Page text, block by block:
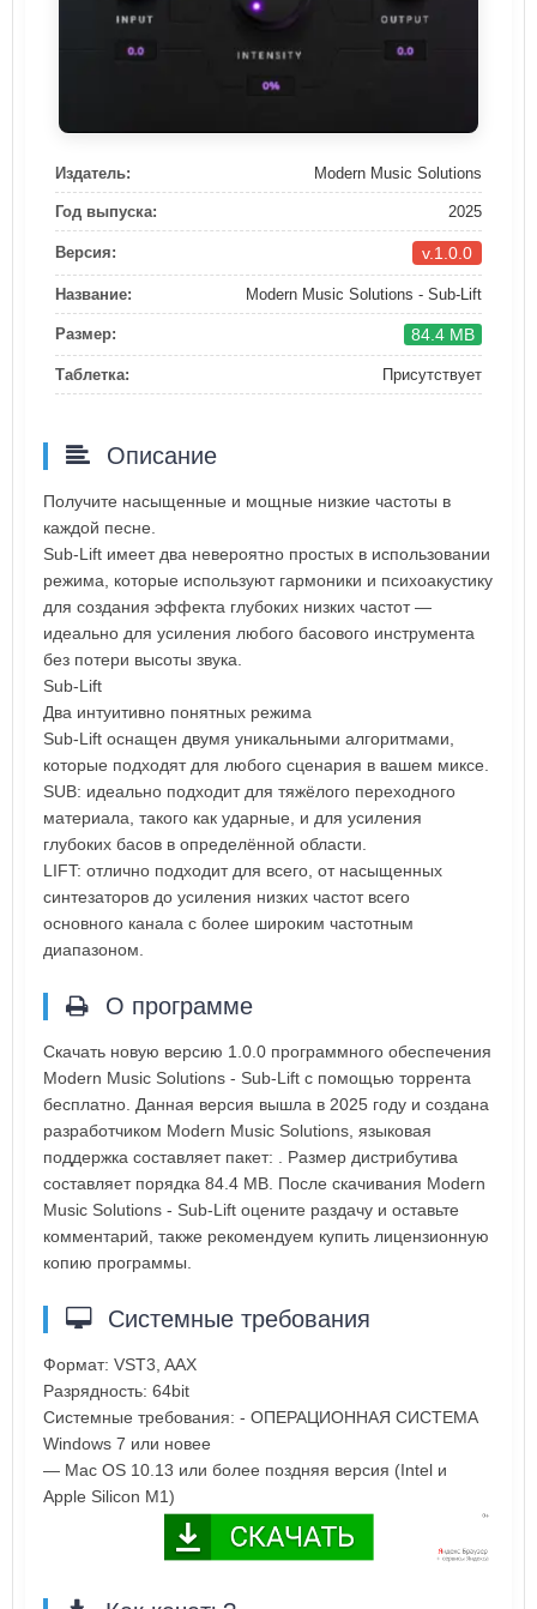
Издатель: Modern Music Solutions
Год выпуска: 2025
Версия: v.1.0.0
Название: Modern Music Solutions - Sub-Lift
Размер: 84.4 MB
Таблетка: Присутствует
Описание
Получите насыщенные и мощные низкие частоты в
каждой песне.
Sub-Lift имеет два невероятно простых в использовании
режима, которые используют гармоники и психоакустику
для создания эффекта глубоких низких частот —
идеально для усиления любого басового инструмента
без потери высоты звука.
Sub-Lift
Два интуитивно понятных режима
Sub-Lift оснащен двумя уникальными алгоритмами,
которые подходят для любого сценария в вашем миксе.
SUB: идеально подходит для тяжёлого переходного
материала, такого как ударные, и для усиления
глубоких басов в определённой области.
LIFT: отлично подходит для всего, от насыщенных
синтезаторов до усиления низких частот всего
основного канала с более широким частотным
диапазоном.
О программе
Скачать новую версию 1.0.0 программного обеспечения
Modern Music Solutions - Sub-Lift с помощью торрента
бесплатно. Данная версия вышла в 2025 году и создана
разработчиком Modern Music Solutions, языковая
поддержка составляет пакет: . Размер дистрибутива
составляет порядка 84.4 MB. После скачивания Modern
Music Solutions - Sub-Lift оцените раздачу и оставьте
комментарий, также рекомендуем купить лицензионную
копию программы.
Системные требования
Формат: VST3, AAX
Разрядность: 64bit
Системные требования: - ОПЕРАЦИОННАЯ СИСТЕМА
Windows 7 или новее
— Mac OS 10.13 или более поздняя версия (Intel и
Apple Silicon M1)